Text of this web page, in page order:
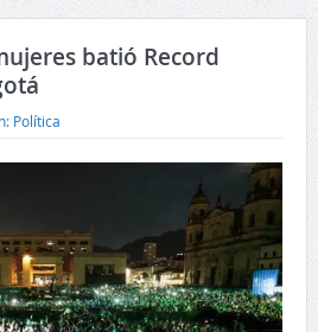
batió Record
Política